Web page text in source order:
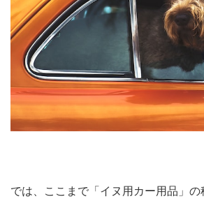
では、ここまで「イヌ用カー用品」の